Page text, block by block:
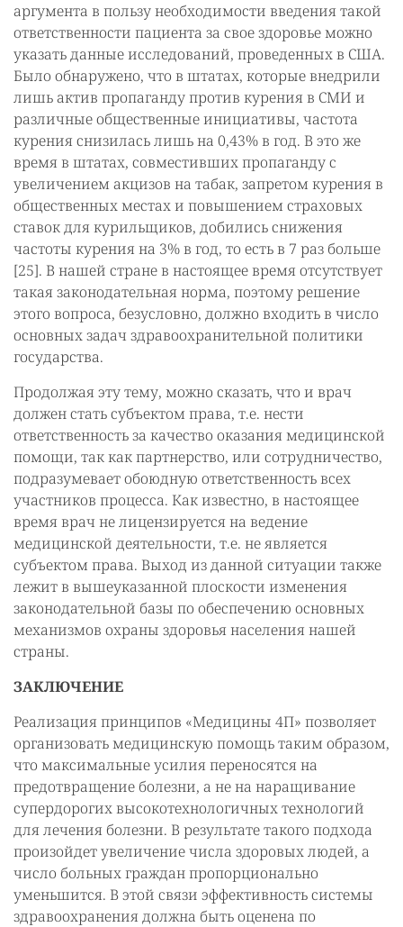
аргумента в пользу необходимости введения такой
ответственности пациента за свое здоровье можно
указать данные исследований, проведенных в США.
Было обнаружено, что в штатах, которые внедрили
лишь актив пропаганду против курения в СМИ и
различные общественные инициативы, частота
курения снизилась лишь на 0,43% в год. В это же
время в штатах, совместивших пропаганду с
увеличением акцизов на табак, запретом курения в
общественных местах и повышением страховых
ставок для курильщиков, добились снижения
частоты курения на 3% в год, то есть в 7 раз больше
[25]. В нашей стране в настоящее время отсутствует
такая законодательная норма, поэтому решение
этого вопроса, безусловно, должно входить в число
основных задач здравоохранительной политики
государства.
Продолжая эту тему, можно сказать, что и врач
должен стать субъектом права, т.е. нести
ответственность за качество оказания медицинской
помощи, так как партнерство, или сотрудничество,
подразумевает обоюдную ответственность всех
участников процесса. Как известно, в настоящее
время врач не лицензируется на ведение
медицинской деятельности, т.е. не является
субъектом права. Выход из данной ситуации также
лежит в вышеуказанной плоскости изменения
законодательной базы по обеспечению основных
механизмов охраны здоровья населения нашей
страны.
ЗАКЛЮЧЕНИЕ
Реализация принципов «Медицины 4П» позволяет
организовать медицинскую помощь таким образом,
что максимальные усилия переносятся на
предотвращение болезни, а не на наращивание
супердорогих высокотехнологичных технологий
для лечения болезни. В результате такого подхода
произойдет увеличение числа здоровых людей, а
число больных граждан пропорционально
уменьшится. В этой связи эффективность системы
здравоохранения должна быть оценена по